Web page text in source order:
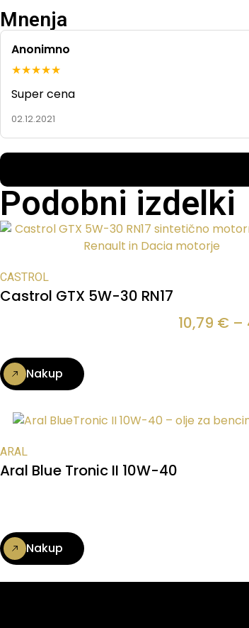
Mnenja
Anonimno
★★★★★
Super cena
02.12.2021
Podobni izdelki
CASTROL
Castrol GTX 5W-30 RN17
10,79 € –
Nakup
ARAL
Aral Blue Tronic II 10W-40
Nakup